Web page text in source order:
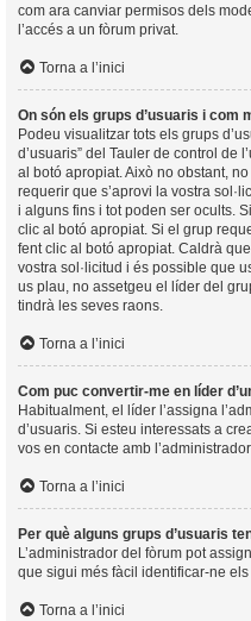
com ara canviar permisos dels
l’accés a un fòrum privat.
Torna a l’inici
On són els grups d’usuaris i com
Podeu visualitzar tots els grups
d’usuaris” del Tauler de control de
al botó apropiat. Això no obstant,
requerir que s’aprovi la vostra
i alguns fins i tot poden ser ocults.
clic al botó apropiat. Si el grup
fent clic al botó apropiat. Caldrà
vostra sol·licitud i és possible que
us plau, no assetgeu el líder del
tindrà les seves raons.
Torna a l’inici
Com puc convertir-me en líder
Habitualment, el líder l’assigna
d’usuaris. Si esteu interessats a
vos en contacte amb
Torna a l’inici
Per què alguns grups d’usuaris
L’administrador del fòrum pot
que sigui més fàcil identificar-ne els
Torna a l’inici